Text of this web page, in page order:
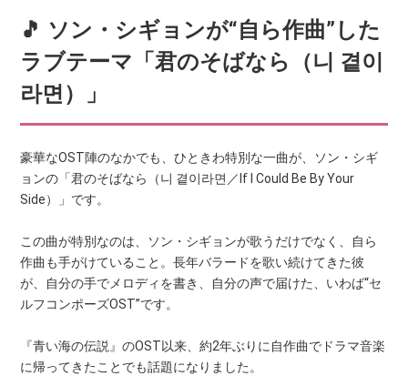
🎵 ソン・シギョンが“自ら作曲”した
ラブテーマ「君のそばなら（니 곁이
라면）」
豪華なOST陣のなかでも、ひときわ特別な一曲が、ソン・シギ
ョンの「君のそばなら（니 곁이라면／If I Could Be By Your
Side）」です。
この曲が特別なのは、ソン・シギョンが歌うだけでなく、自ら
作曲も手がけていること。長年バラードを歌い続けてきた彼
が、自分の手でメロディを書き、自分の声で届けた、いわば“セ
ルフコンポーズOST”です。
『青い海の伝説』のOST以来、約2年ぶりに自作曲でドラマ音楽
に帰ってきたことでも話題になりました。